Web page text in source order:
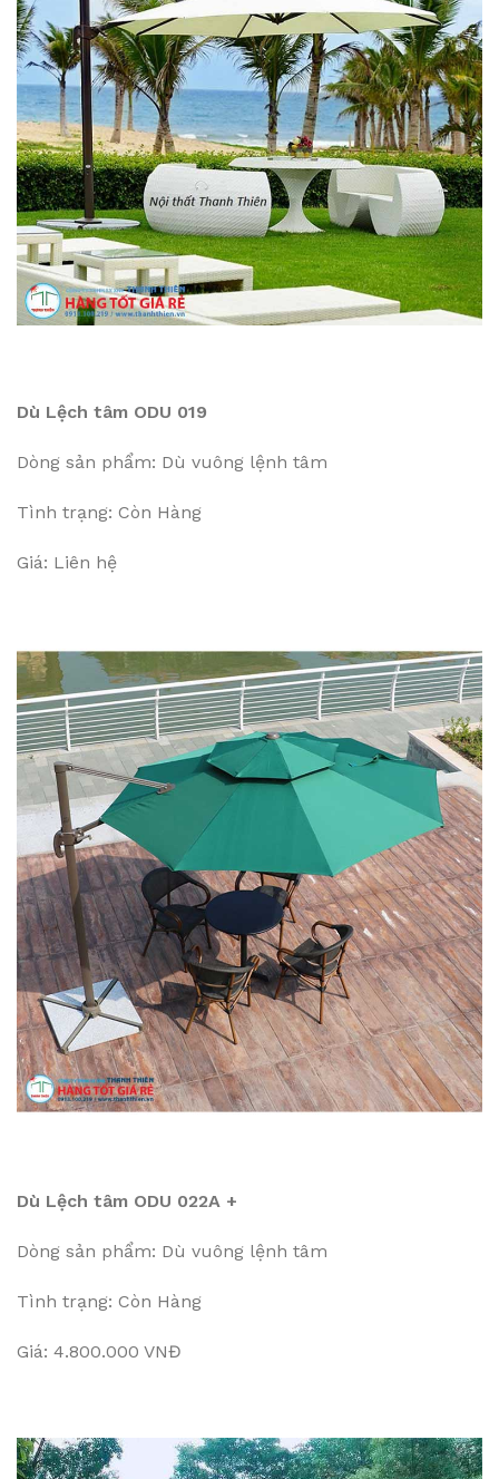
Dù Lệch tâm ODU 019
Dòng sản phẩm: Dù vuông lệnh tâm
Tình trạng: Còn Hàng
Giá: Liên hệ
Dù Lệch tâm ODU 022A +
Dòng sản phẩm: Dù vuông lệnh tâm
Tình trạng: Còn Hàng
Giá: 4.800.000 VNĐ